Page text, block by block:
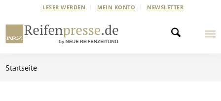
LESER WERDEN MEIN KONTO NEWSLETTER
Startseite